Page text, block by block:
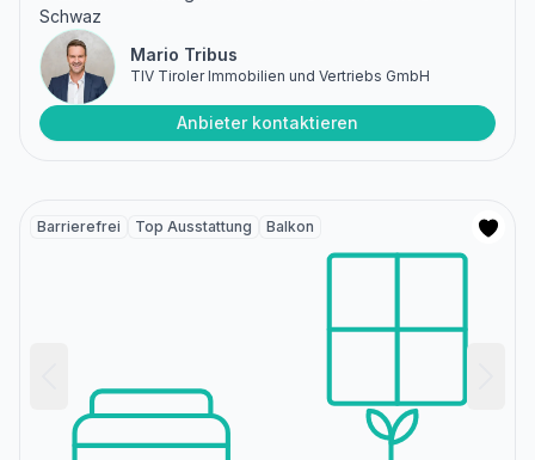
Schwaz
Mario Tribus
TIV Tiroler Immobilien und Vertriebs GmbH
Anbieter kontaktieren
Barrierefrei Top Ausstattung Balkon